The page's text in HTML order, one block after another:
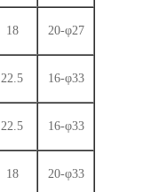
18 20-φ27
22.5 16-φ33
22.5 16-φ33
18 20-φ33